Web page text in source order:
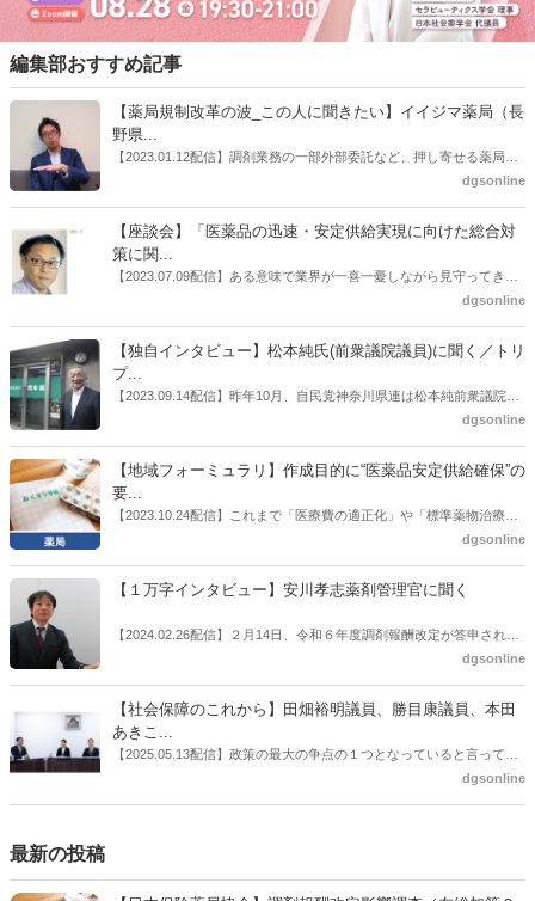
編集部おすすめ記事
【薬局規制改革の波_この人に聞きたい】イイジマ薬局（長
野県...
【2023.01.12配信】調剤業務の一部外部委託など、押し寄せる薬局業
界への規制改革の波。この規制改革の波を薬局業界はどう受け止めた
はないだろうか。本紙ではこうした問題について、厚労省「薬局薬剤
師の業務及び薬局の機能に関するワーキンググループ」に参考人とし
ても出席していたイイジマ薬局（長野県上田市）開設者である飯島裕
dgsonline
【座談会】「医薬品の迅速・安定供給実現に向けた総合対
策に関...
【2023.07.09配信】ある意味で業界が一喜一憂しながら見守ってきた
厚労省「医薬品の迅速・安定供給実現に向けた総合対策に関する有識
書がとりまとめられた。ドラビズon-lineでは検討会を総括する目的で
厚労省医政局医薬産業振興・医療情報企画課長（医薬産業振興・医療
情報企画課セルフケア・セルフメディケーション推進室長併任）安藤
公一氏や青山学院大学名誉教授の三村優美子氏、 日本保険薬局協会医
dgsonline
【独自インタビュー】松本純氏(前衆議院議員)に聞く／トリ
プ...
【2023.09.14配信】昨年10月、自民党神奈川県連は松本純前衆議院議
員を「自民党神奈川1区」（横浜市中区・磯子区・金沢区）の支部長
候補の前提となるもの。薬剤師に関わる政策に広く・深く関わってき
た同氏の復活に向けた薬剤師業界の期待には熱いものがある。不透明
感の払拭できない医療・介護・障害者サービスのトリプル改定等へ
の、薬剤師業界の強い危機感の裏返しといってもいいだろう。本稿で
dgsonline
【地域フォーミュラリ】作成目的に“医薬品安定供給確保”の
要...
【2023.10.24配信】これまで「医療費の適正化」や「標準薬物治療の
推進」などが目的とされることが多かった地域フォーミュラリの作
た。医薬品の安定供給確保だ。10月22日に開かれた「日本フォーミュ
飯田市）は、会員薬局から安定供給確保への強い要望があったことを
受け、安定供給確保が見込めるPPI３成分について銘柄を含めて選定
dgsonline
【１万字インタビュー】安川孝志薬剤管理官に聞く
【2024.02.26配信】２月14日、令和６年度調剤報酬改定が答申され
た。本紙では、厚生労働省保険局医療課・薬剤管理官の安川孝志氏
dgsonline
【社会保障のこれから】田畑裕明議員、勝目康議員、本田
あきこ...
【2025.05.13配信】政策の最大の争点の１つとなっていると言っても
よいのが社会保障のこれからのあり方だ。特に与党では、政府関係者
dgsonline
最新の投稿